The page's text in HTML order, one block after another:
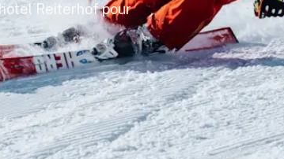
Reiterhof pour